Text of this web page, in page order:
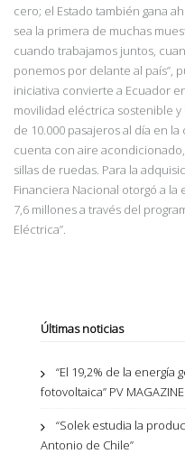
cero; el Estado también gana
sea la primera de muchas
cuando trabajamos juntos,
ponemos por delante al país”,
iniciativa convierte a Ecuador
movilidad eléctrica sostenible
de 10.000 pasajeros al día en
cuenta con aire
sillas de ruedas. Para la
Financiera Nacional otorgó a la
7,6 millones a través del
Eléctrica”.
Últimas noticias
“El 19,2% de la
fotovoltaica” PV MAGAZINE
“Solek estudia la
Antonio de Chile”